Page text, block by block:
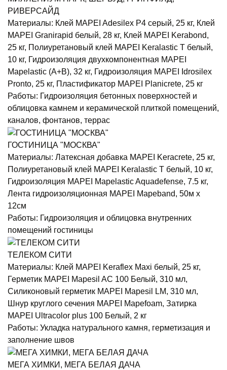
РИВЕРСАЙД
Материалы: Клей MAPEI Adesilex P4 серый, 25 кг, Клей
MAPEI Granirapid белый, 28 кг, Клей MAPEI Kerabond,
25 кг, Полиуретановый клей MAPEI Keralastic T белый,
10 кг, Гидроизоляция двухкомпонентная MAPEI
Mapelastic (А+B), 32 кг, Гидроизоляция MAPEI Idrosilex
Pronto, 25 кг, Пластификатор MAPEI Planicrete, 25 кг
Работы: Гидроизоляция бетонных поверхностей и
облицовка камнем и керамической плиткой помещений,
каналов, фонтанов, террас
ГОСТИНИЦА "МОСКВА"
Материалы: Латексная добавка MAPEI Keracrete, 25 кг,
Полиуретановый клей MAPEI Keralastic T белый, 10 кг,
Гидроизоляция MAPEI Mapelastic Aquadefense, 7.5 кг,
Лента гидроизоляционная MAPEI Mapeband, 50м x
12см
Работы: Гидроизоляция и облицовка внутренних
помещений гостиницы
ТЕЛЕКОМ СИТИ
Материалы: Клей MAPEI Keraflex Maxi белый, 25 кг,
Герметик MAPEI Mapesil AC 100 Белый, 310 мл,
Силиконовый герметик MAPEI Mapesil LM, 310 мл,
Шнур круглого сечения MAPEI Mapefoam, Затирка
MAPEI Ultracolor plus 100 Белый, 2 кг
Работы: Укладка натурального камня, герметизация и
заполнение швов
МЕГА ХИМКИ, МЕГА БЕЛАЯ ДАЧА